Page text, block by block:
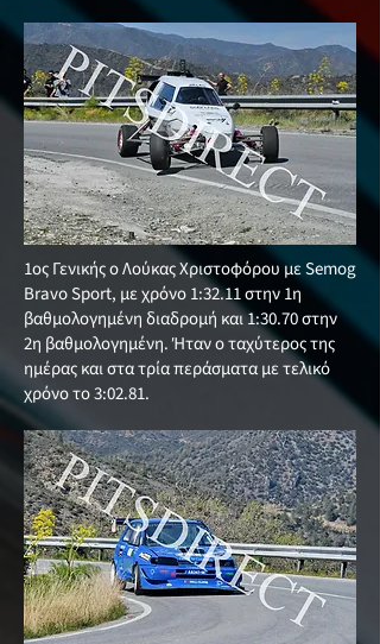
1ος Γενικής ο Λούκας Χριστοφόρου με Semog
Bravo Sport, με χρόνο 1:32.11 στην 1η
βαθμολογημένη διαδρομή και 1:30.70 στην
2η βαθμολογημένη. Ήταν ο ταχύτερος της
ημέρας και στα τρία περάσματα με τελικό
χρόνο το 3:02.81.